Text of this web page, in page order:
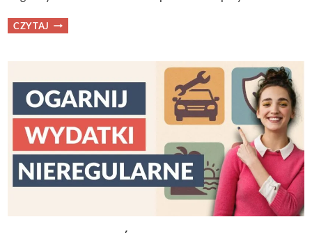
CZYTAJ WARTOŚĆ
NETTO
POWIE
CI
CAŁĄ
PRAWDĄ
O
FINANSACH